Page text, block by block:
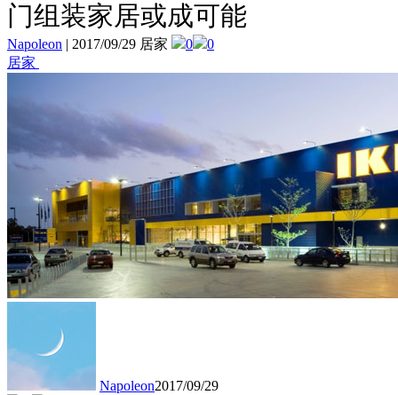
门组装家居或成可能
Napoleon | 2017/09/29 居家 0
0
居家
Napoleon2017/09/29